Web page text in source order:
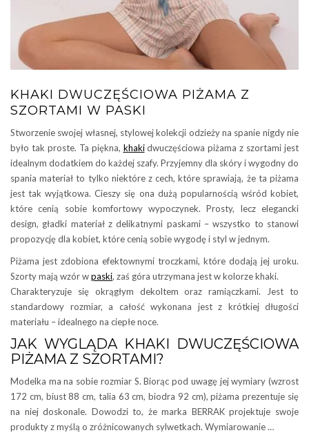
KHAKI DWUCZĘŚCIOWA PIŻAMA Z
SZORTAMI W PASKI
Stworzenie swojej własnej, stylowej kolekcji odzieży na spanie nigdy nie
było tak proste. Ta piękna, khakidwuczęściowa piżama z szortami jest
idealnym dodatkiem do każdej szafy. Przyjemny dla skóry i wygodny do
spania materiał to tylko niektóre z cech, które sprawiają, że ta piżama
jest tak wyjątkowa. Cieszy się ona dużą popularnością wśród kobiet,
które cenią sobie komfortowy wypoczynek. Prosty, lecz elegancki
design, gładki materiał z delikatnymi paskami – wszystko to stanowi
propozycję dla kobiet, które cenią sobie wygodę i styl w jednym.
Piżama jest zdobiona efektownymi troczkami, które dodają jej uroku.
Szorty mają wzór wpaski, zaś góra utrzymana jest w kolorze khaki.
Charakteryzuje się okrągłym dekoltem oraz ramiączkami. Jest to
standardowy rozmiar, a całość wykonana jest z krótkiej długości
materiału – idealnego na ciepłe noce.
JAK WYGLĄDA KHAKI DWUCZĘŚCIOWA
PIŻAMA Z SZORTAMI?
Modelka ma na sobie rozmiar S. Biorąc pod uwagę jej wymiary (wzrost
172 cm, biust 88 cm, talia 63 cm, biodra 92 cm), piżama prezentuje się
na niej doskonale. Dowodzi to, że marka BERRAK projektuje swoje
produkty z myślą o zróżnicowanych sylwetkach. Wymiarowanie …